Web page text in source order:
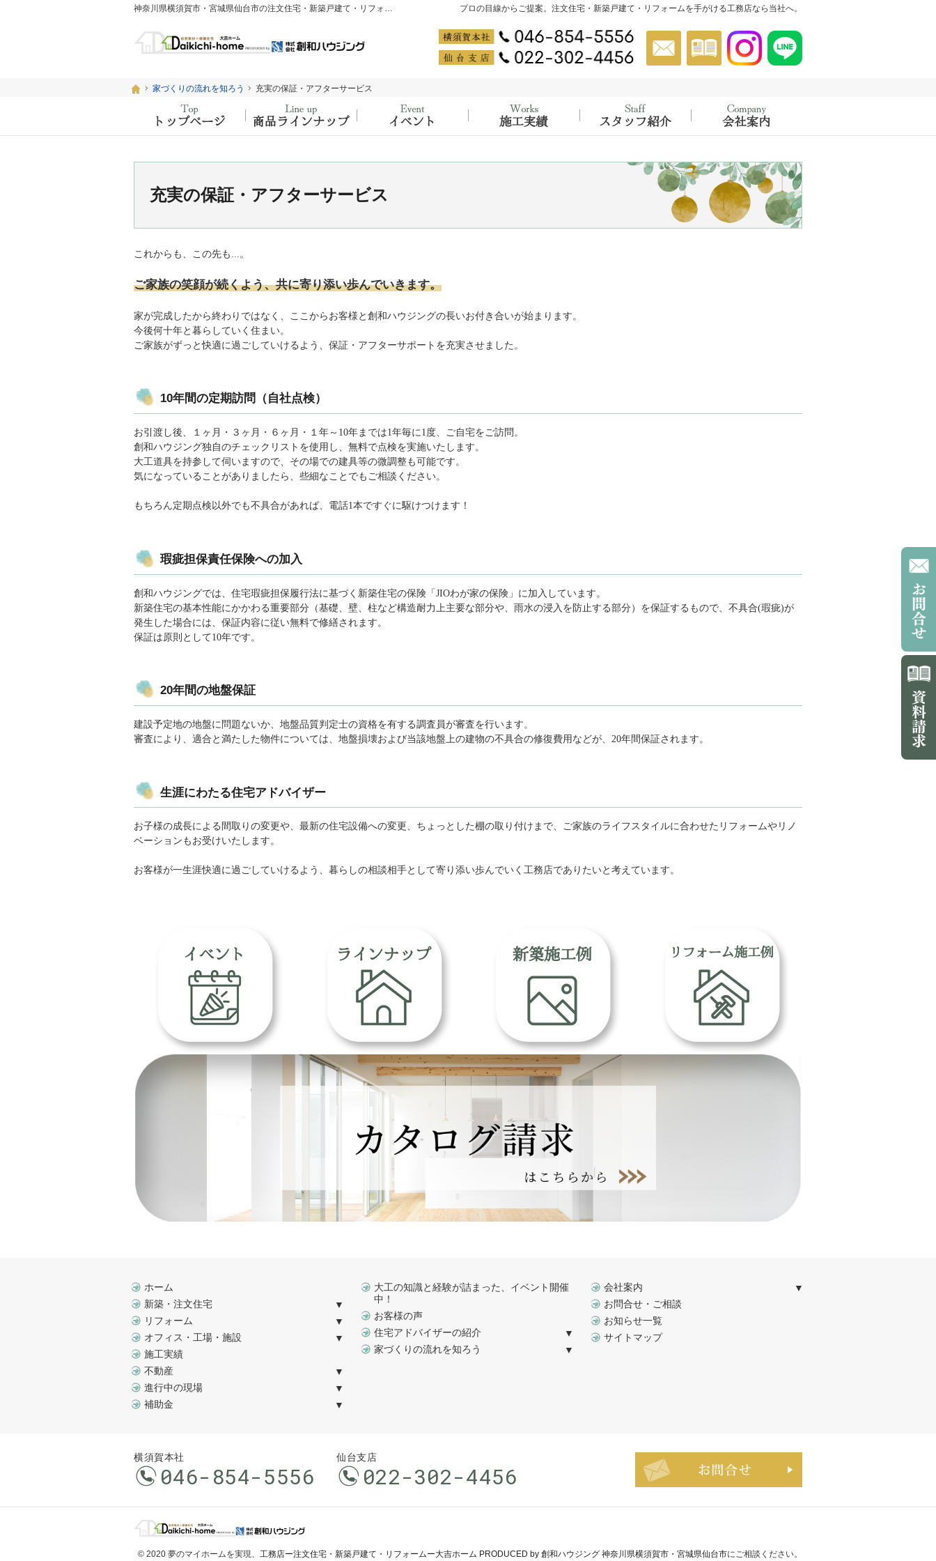
ホーム
家づくりの流れを知ろう 充実の保証・アフターサービス
充実の保証・アフターサービス
プロの目線からご提案。注文住宅・新築戸建て・リフォームを手がける工務店なら当社へ。
神奈川県横須賀市・宮城県仙台市の注文住宅・新築戸建て・リフォームを手がける工務店なら大吉ホーム PRODUCED by 創和ハウジング
これからも、この先も...。
ご家族の笑顔が続くよう、共に寄り添い歩んでいきます。
家が完成したから終わりではなく、ここからお客様と創和ハウジングの長いお付き合いが始まります。
今後何十年と暮らしていく住まい。
ご家族がずっと快適に過ごしていけるよう、保証・アフターサポートを充実させました。
10年間の定期訪問（自社点検）
お引渡し後、１ヶ月・３ヶ月・６ヶ月・１年～10年までは1年毎に1度、ご自宅をご訪問。
創和ハウジング独自のチェックリストを使用し、無料で点検を実施いたします。
大工道具を持参して伺いますので、その場での建具等の微調整も可能です。
気になっていることがありましたら、些細なことでもご相談ください。
もちろん定期点検以外でも不具合があれば、電話1本ですぐに駆けつけます！
瑕疵担保責任保険への加入
創和ハウジングでは、住宅瑕疵担保履行法に基づく新築住宅の保険「JIOわが家の保険」に加入しています。
新築住宅の基本性能にかかわる重要部分（基礎、壁、柱など構造耐力上主要な部分や、雨水の浸入を防止する部分）を保証するもので、不具合(瑕疵)が
発生した場合には、保証内容に従い無料で修繕されます。
保証は原則として10年です。
20年間の地盤保証
建設予定地の地盤に問題ないか、地盤品質判定士の資格を有する調査員が審査を行います。
審査により、適合と満たした物件については、地盤損壊および当該地盤上の建物の不具合の修復費用などが、20年間保証されます。
生涯にわたる住宅アドバイザー
お子様の成長による間取りの変更や、最新の住宅設備への変更、ちょっとした棚の取り付けまで、ご家族のライフスタイルに合わせたリフォームやリノ
ベーションもお受けいたします。
お客様が一生涯快適に過ごしていけるよう、暮らしの相談相手として寄り添い歩んでいく工務店でありたいと考えています。
ホーム
新築・注文住宅
リフォーム
オフィス・工場・施設
施工実績
不動産
進行中の現場
補助金
大工の知識と経験が詰まった、イベント開催
中！
お客様の声
住宅アドバイザーの紹介
家づくりの流れを知ろう
会社案内
お問合せ・ご相談
お知らせ一覧
サイトマップ
046-854-5556
022-302-4456
資料請求 Instagram
ホーム
家づくりの流れを知ろう 充実の保証・アフターサービス
横須賀本社
046-854-5556
仙台支店
022-302-4456
© 2020 夢のマイホームを実現、 工務店ー注文住宅・新築戸建て・リフォームー大吉ホーム PRODUCED by 創和ハウジング 神奈川県横須賀市・宮城県仙台市にご相談ください。